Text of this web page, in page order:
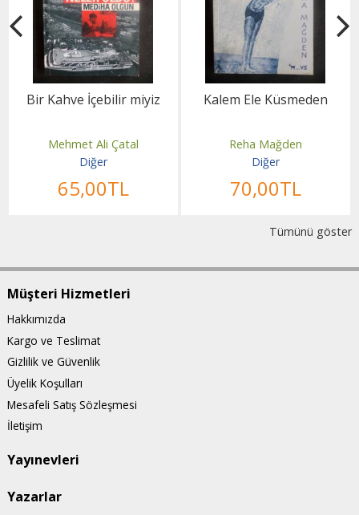
Bir Kahve İçebilir miyiz
Mehmet Ali Çatal
Diğer
65,00TL
Kalem Ele Küsmeden
Reha Mağden
Diğer
70,00TL
Tümünü göster
Müşteri Hizmetleri
Hakkımızda
Kargo ve Teslimat
Gizlilik ve Güvenlik
Üyelik Koşulları
Mesafeli Satış Sözleşmesi
İletişim
Yayınevleri
Yazarlar